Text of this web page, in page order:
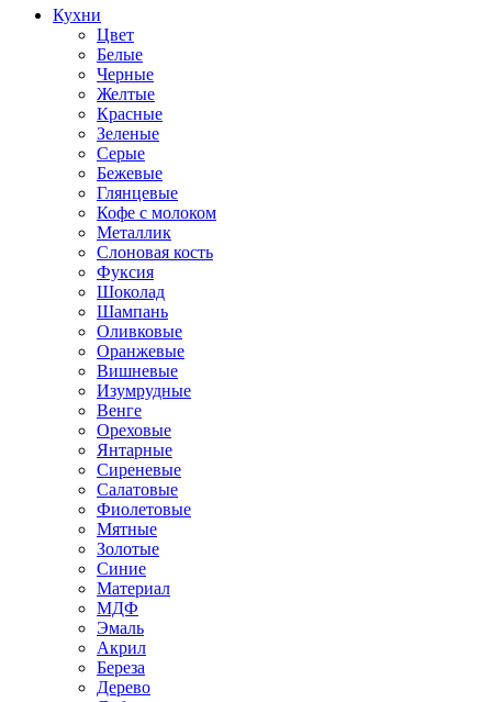
Кухни
Цвет
Белые
Черные
Желтые
Красные
Зеленые
Серые
Бежевые
Глянцевые
Кофе с молоком
Металлик
Слоновая кость
Фуксия
Шоколад
Шампань
Оливковые
Оранжевые
Вишневые
Изумрудные
Венге
Ореховые
Янтарные
Сиреневые
Салатовые
Фиолетовые
Мятные
Золотые
Синие
Материал
МДФ
Эмаль
Акрил
Береза
Дерево